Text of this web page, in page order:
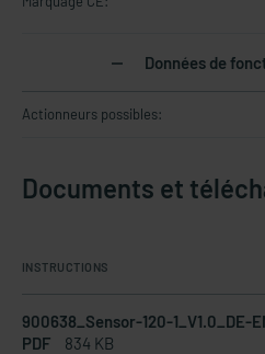
Données de
Actionneurs possibles:
Documents et
INSTRUCTIONS
900638_Sensor-120-1_V1.0_DE-
PDF
834 KB